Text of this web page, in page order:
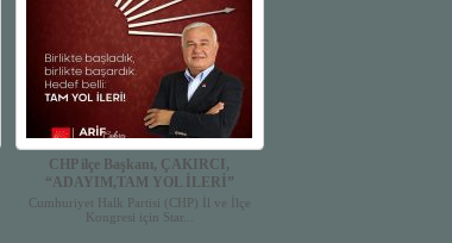
CHP ilçe Başkanı, ÇAKIRCI,
“ADAYIM,TAM YOL İLERİ”
Cumhuriyet Halk Partisi (CHP) İl ve İlçe
Kongresi için Star...